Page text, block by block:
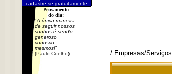
cadastre-se gratuitamente
Pensamento
do dia:
"A única maneira
de seguir nossos
sonhos é sendo
generoso
conosco
mesmos!"
(Paulo Coelho)
/ Empresas/Serviços